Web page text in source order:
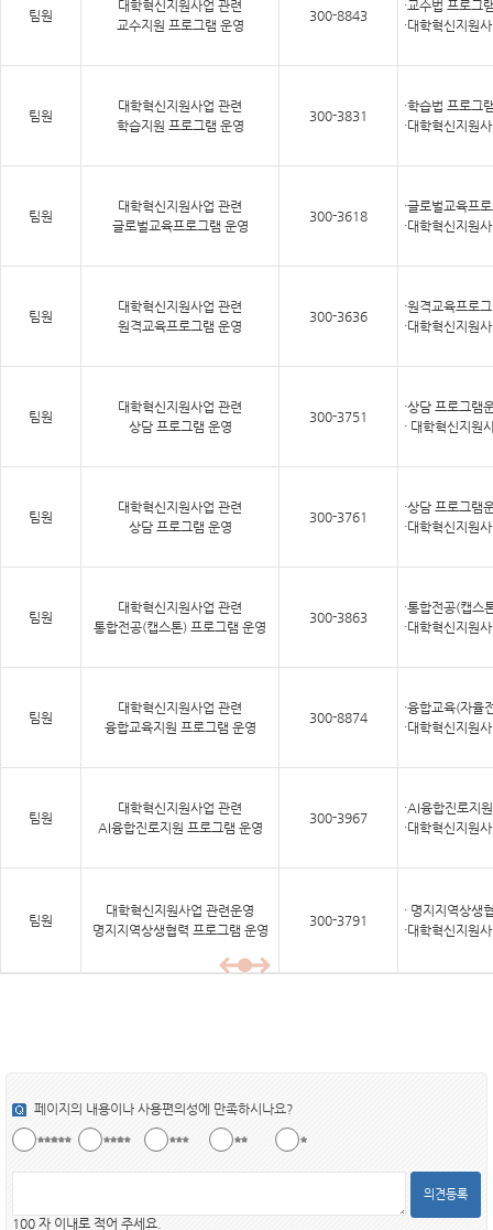
팀원
대학혁신지원사업 관련
교수지원 프로그램 운영
300-8843
·교수법 프로그
·대학혁신지원
팀원
대학혁신지원사업 관련
학습지원 프로그램 운영
300-3831
·학습법 프로그
·대학혁신지원
팀원
대학혁신지원사업 관련
글로벌교육프로그램 운영
300-3618
·글로벌교육프
·대학혁신지원
팀원
대학혁신지원사업 관련
원격교육프로그램 운영
300-3636
·원격교육프로
·대학혁신지원
팀원
대학혁신지원사업 관련
상담 프로그램 운영
300-3751
·상담 프로그램
· 대학혁신지원
팀원
대학혁신지원사업 관련
상담 프로그램 운영
300-3761
·상담 프로그램
·대학혁신지원
팀원
대학혁신지원사업 관련
통합전공(캡스톤) 프로그램 운영
300-3863
·통합전공(캡스
·대학혁신지원
팀원
대학혁신지원사업 관련
융합교육지원 프로그램 운영
300-8874
·융합교육(자율
·대학혁신지원
팀원
대학혁신지원사업 관련
AI융합진로지원 프로그램 운영
300-3967
·AI융합진로지
·대학혁신지원
팀원
대학혁신지원사업 관련운영
명지지역상생협력 프로그램 운영
300-3791
· 명지지역상생
·대학혁신지원
페이지의 내용이나 사용편의성에 만족하시나요?
의견등록
100 자 이내로 적어 주세요.